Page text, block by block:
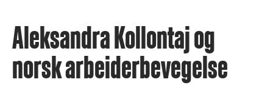
Aleksandra Kollontaj og
norsk arbeiderbevegelse